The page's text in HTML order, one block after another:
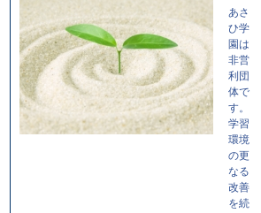
あさ
ひ学
園は
非営
利団
体で
す。
学習
環境
の更
なる
改善
を続